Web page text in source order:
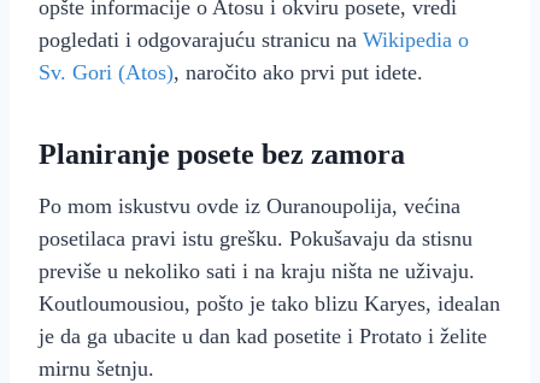
opšte informacije o Atosu i okviru posete, vredi
pogledati i odgovarajuću stranicu na Wikipedia o
Sv. Gori (Atos), naročito ako prvi put idete.
Planiranje posete bez zamora
Po mom iskustvu ovde iz Ouranoupolija, većina
posetilaca pravi istu grešku. Pokušavaju da stisnu
previše u nekoliko sati i na kraju ništa ne uživaju.
Koutloumousiou, pošto je tako blizu Karyes, idealan
je da ga ubacite u dan kad posetite i Protato i želite
mirnu šetnju.